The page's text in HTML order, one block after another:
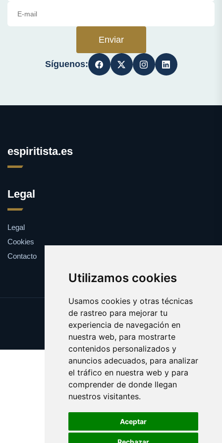
Utilizamos cookies
Usamos cookies y otras técnicas
de rastreo para mejorar tu
experiencia de navegación en
nuestra web, para mostrarte
contenidos personalizados y
anuncios adecuados, para analizar
el tráfico en nuestra web y para
comprender de donde llegan
nuestros visitantes.
Aceptar
Enviar
Síguenos:
espiritista.es
Legal
Legal
Cookies
Contacto
Update cookies preferences
Copyright © 2025 espiritista.es